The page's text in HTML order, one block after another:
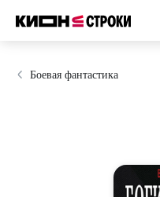
Боевая фантастика